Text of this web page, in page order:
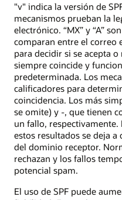
"v" indica la versión de
mecanismos prueban la
electrónico. “MX” y “A”
comparan entre el correo
para decidir si se acepta
siempre coincide y
predeterminada. Los
calificadores para
coincidencia. Los más
se omite) y -, que tienen
un fallo, respectivamente.
estos resultados se deja
del dominio receptor.
rechazan y los fallos
potencial spam.
El uso de SPF puede